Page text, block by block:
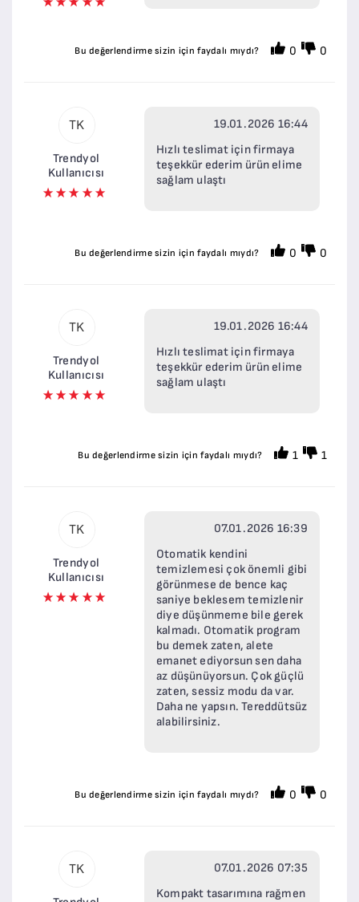
Bu değerlendirme sizin için faydalı mıydı? 0 0
TK
Trendyol
Kullanıcısı
19.01.2026 16:44
Hızlı teslimat için firmaya
teşekkür ederim ürün elime
sağlam ulaştı
Bu değerlendirme sizin için faydalı mıydı? 0 0
TK
Trendyol
Kullanıcısı
19.01.2026 16:44
Hızlı teslimat için firmaya
teşekkür ederim ürün elime
sağlam ulaştı
Bu değerlendirme sizin için faydalı mıydı? 1 1
TK
Trendyol
Kullanıcısı
07.01.2026 16:39
Otomatik kendini
temizlemesi çok önemli gibi
görünmese de bence kaç
saniye beklesem temizlenir
diye düşünmeme bile gerek
kalmadı. Otomatik program
bu demek zaten, alete
emanet ediyorsun sen daha
az düşünüyorsun. Çok güçlü
zaten, sessiz modu da var.
Daha ne yapsın. Tereddütsüz
alabilirsiniz.
Bu değerlendirme sizin için faydalı mıydı? 0 0
TK
07.01.2026 07:35
Kompakt tasarımına rağmen